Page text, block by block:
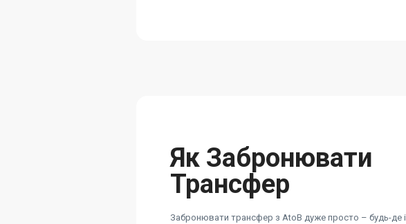
Як Забронювати
Трансфер
Забронювати трансфер з AtoB дуже просто – будь-де і